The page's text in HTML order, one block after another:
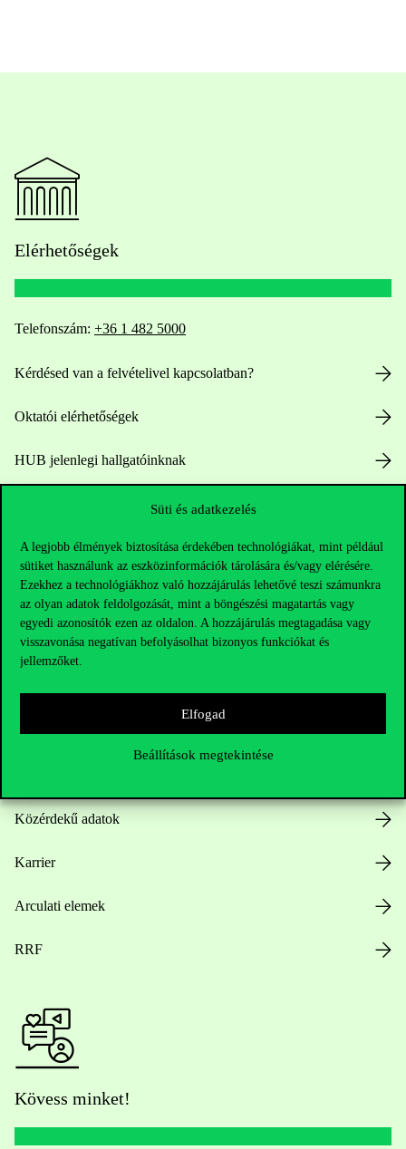
Süti és adatkezelés
A legjobb élmények biztosítása érdekében technológiákat, mint például
sütiket használunk az eszközinformációk tárolására és/vagy elérésére.
Ezekhez a technológiákhoz való hozzájárulás lehetővé teszi számunkra
az olyan adatok feldolgozását, mint a böngészési magatartás vagy
egyedi azonosítók ezen az oldalon. A hozzájárulás megtagadása vagy
visszavonása negatívan befolyásolhat bizonyos funkciókat és
jellemzőket.
Elfogad
Beállítások megtekintése
Elérhetőségek
Telefonszám: +36 1 482 5000
Kérdésed van a felvételivel kapcsolatban?
Oktatói elérhetőségek
HUB jelenlegi hallgatóinknak
press@uni-corvinus.hu
Hasznos linkek
Nyitvatartás
Közérdekű adatok
Karrier
Arculati elemek
RRF
Kövess minket!